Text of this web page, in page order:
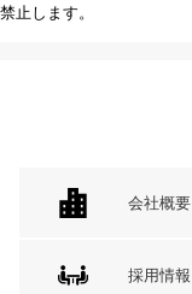
禁止します。
会社概要
採用情報